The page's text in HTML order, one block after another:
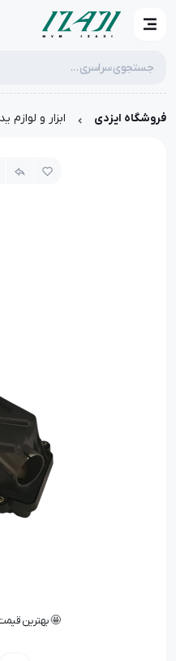
فروشگاه ایزدی ابزار و لوازم
🤩 بهترین